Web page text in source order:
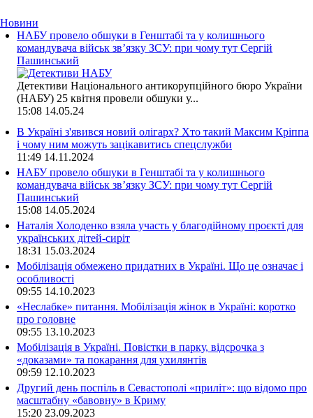
Новини
НАБУ провело обшуки в Генштабі та у колишнього
командувача військ зв’язку ЗСУ: при чому тут Сергій
Пашинський
Детективи Національного антикорупційного бюро України
(НАБУ) 25 квітня провели обшуки у...
15:08 14.05.24
В Україні з'явився новий олігарх? Хто такий Максим Кріппа
і чому ним можуть зацікавитись спецслужби
11:49 14.11.2024
НАБУ провело обшуки в Генштабі та у колишнього
командувача військ зв’язку ЗСУ: при чому тут Сергій
Пашинський
15:08 14.05.2024
Наталія Холоденко взяла участь у благодійному проєкті для
українських дітей-сиріт
18:31 15.03.2024
Мобілізація обмежено придатних в Україні. Що це означає і
особливості
09:55 14.10.2023
«Неслабке» питання. Мобілізація жінок в Україні: коротко
про головне
09:55 13.10.2023
Мобілізація в Україні. Повістки в парку, відсрочка з
«доказами» та покарання для ухилянтів
09:59 12.10.2023
Другий день поспіль в Севастополі «приліт»: що відомо про
масштабну «бавовну» в Криму
15:20 23.09.2023